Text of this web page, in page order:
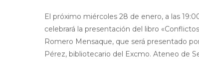
El próximo miércoles 28 de enero, a las
celebrará la presentación del libro
Romero Mensaque, que será presentado
Pérez, bibliotecario del Excmo. Ateneo de